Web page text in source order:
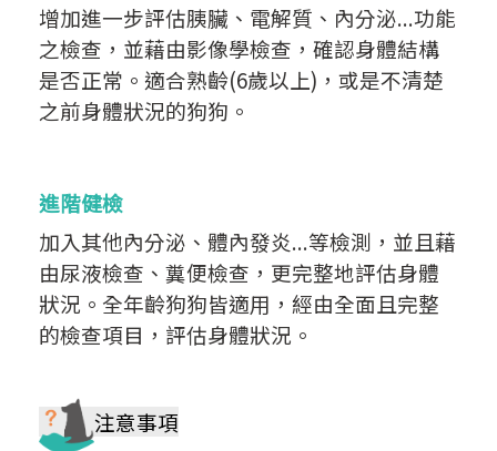
增加進一步評估胰臟、電解質、內分泌...功能
之檢查，並藉由影像學檢查，確認身體結構
是否正常。適合熟齡(6歲以上)，或是不清楚
之前身體狀況的狗狗。
進階健檢
加入其他內分泌、體內發炎...等檢測，並且藉
由尿液檢查、糞便檢查，更完整地評估身體
狀況。全年齡狗狗皆適用，經由全面且完整
的檢查項目，評估身體狀況。
注意事項